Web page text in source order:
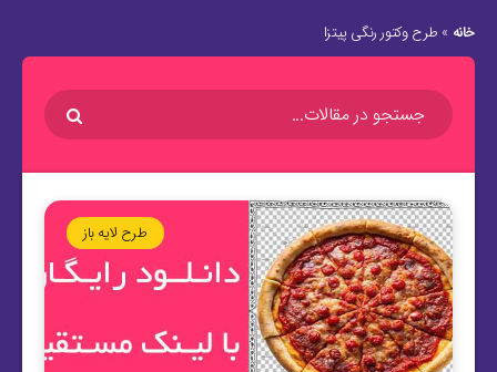
خانه » طرح وکتور رنگی پیتزا
طرح لایه باز